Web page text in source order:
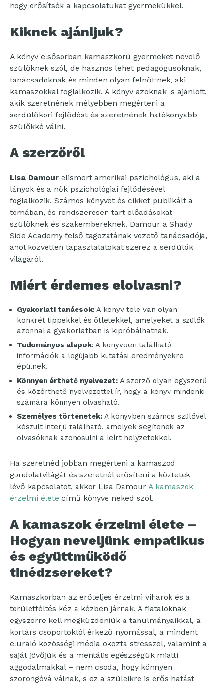
hogy erősítsék a kapcsolatukat gyermekükkel.
Kiknek ajánljuk?
A könyv elsősorban kamaszkorú gyermeket nevelő
szülőknek szól, de hasznos lehet pedagógusoknak,
tanácsadóknak és minden olyan felnőttnek, aki
kamaszokkal foglalkozik. A könyv azoknak is ajánlott,
akik szeretnének mélyebben megérteni a
serdülőkori fejlődést és szeretnének hatékonyabb
szülőkké válni.
A szerzőről
Lisa Damour elismert amerikai pszichológus, aki a
lányok és a nők pszichológiai fejlődésével
foglalkozik. Számos könyvet és cikket publikált a
témában, és rendszeresen tart előadásokat
szülőknek és szakembereknek. Damour a Shady
Side Academy felső tagozatának vezető tanácsadója,
ahol közvetlen tapasztalatokat szerez a serdülők
világáról.
Miért érdemes elolvasni?
Gyakorlati tanácsok: A könyv tele van olyan
konkrét tippekkel és ötletekkel, amelyeket a szülők
azonnal a gyakorlatban is kipróbálhatnak.
Tudományos alapok: A könyvben található
információk a legújabb kutatási eredményekre
épülnek.
Könnyen érthető nyelvezet: A szerző olyan egyszerű
és közérthető nyelvezettel ír, hogy a könyv mindenki
számára könnyen olvasható.
Személyes történetek: A könyvben számos szülővel
készült interjú található, amelyek segítenek az
olvasóknak azonosulni a leírt helyzetekkel.
Ha szeretnéd jobban megérteni a kamaszod
gondolatvilágát és szeretnél erősíteni a köztetek
lévő kapcsolatot, akkor Lisa Damour A kamaszok
érzelmi élete című könyve neked szól.
A kamaszok érzelmi élete –
Hogyan neveljünk empatikus
és együttműködő
tinédzsereket?
Kamaszkorban az erőteljes érzelmi viharok és a
területféltés kéz a kézben járnak. A fiataloknak
egyszerre kell megküzdeniük a tanulmányaikkal, a
kortárs csoportoktól érkező nyomással, a mindent
eluraló közösségi média okozta stresszel, valamint a
saját jövőjük és a mentális egészségük miatti
aggodalmakkal – nem csoda, hogy könnyen
szorongóvá válnak, s ez a szüleikre is erős hatást